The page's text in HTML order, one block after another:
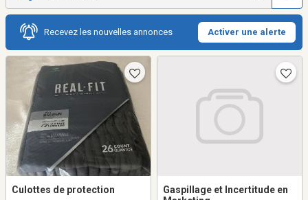
Recevez les nouvelles annonces Activer une alerte
Culottes de protection
Gaspillage et Incertitude en